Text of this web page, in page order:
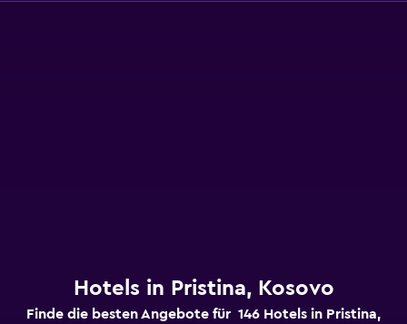
Hotels in Pristina, Kosovo
Finde die besten Angebote für 146 Hotels in Pristina,